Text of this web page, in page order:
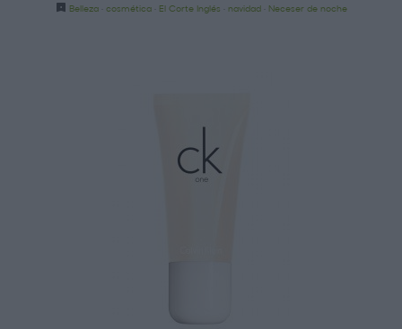
Belleza· cosmética· El Corte Inglés navidad· Neceser de noche